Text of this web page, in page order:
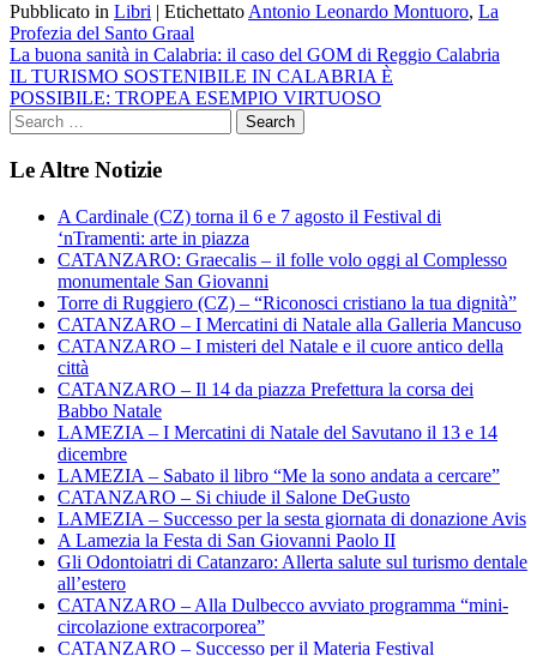
Pubblicato in Libri | EtichettatoAntonio Leonardo Montuoro, La
Profezia del Santo Graal
Navigazione
articoli
La buona sanità in Calabria: il caso del GOM di Reggio Calabria
IL TURISMO SOSTENIBILE IN CALABRIA È
POSSIBILE: TROPEA ESEMPIO VIRTUOSO
Le Altre Notizie
A Cardinale (CZ) torna il 6 e 7 agosto il Festival di
‘nTramenti: arte in piazza
CATANZARO: Graecalis – il folle volo oggi al Complesso
monumentale San Giovanni
Torre di Ruggiero (CZ) – “Riconosci cristiano la tua dignità”
CATANZARO – I Mercatini di Natale alla Galleria Mancuso
CATANZARO – I misteri del Natale e il cuore antico della
città
CATANZARO – Il 14 da piazza Prefettura la corsa dei
Babbo Natale
LAMEZIA – I Mercatini di Natale del Savutano il 13 e 14
dicembre
LAMEZIA – Sabato il libro “Me la sono andata a cercare”
CATANZARO – Si chiude il Salone DeGusto
LAMEZIA – Successo per la sesta giornata di donazione Avis
A Lamezia la Festa di San Giovanni Paolo II
Gli Odontoiatri di Catanzaro: Allerta salute sul turismo dentale
all’estero
CATANZARO – Alla Dulbecco avviato programma “mini-
circolazione extracorporea”
CATANZARO – Successo per il Materia Festival